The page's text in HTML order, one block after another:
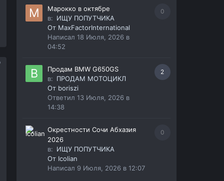
0
Марокко в октябре
в: ИЩУ ПОПУТЧИКА
От MaxFactorInternational
Написал 18 Июля, 2026 в
04:52
2
Продам BMW G650GS
в: ПРОДАМ МОТОЦИКЛ
От boriszi
Ответил 13 Июля, 2026 в
14:38
0
Окрестности Сочи Абхазия
2026
в: ИЩУ ПОПУТЧИКА
От Icolian
Написал 9 Июля, 2026 в 12:07